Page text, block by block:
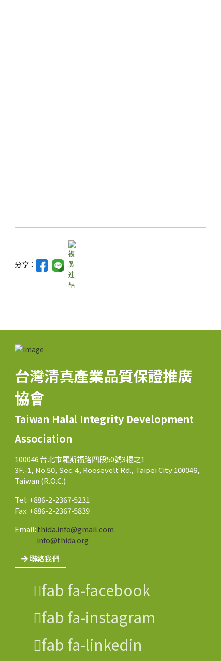
分享：
台灣清真產業品質保證推廣
協會
Taiwan Halal Integrity Development
Association
100046 台北市羅斯福路四段50號3樓之1
3F.-1, No.50, Sec. 4, Roosevelt Rd., Taipei City 100046,
Taiwan (R.O.C.)
Tel: +886-2-2367-5231
Fax: +886-2-2367-5839
Email: thida.info@gmail.com
info@thida.org
聯絡我們
fab fa-facebook
fab fa-instagram
fab fa-linkedin